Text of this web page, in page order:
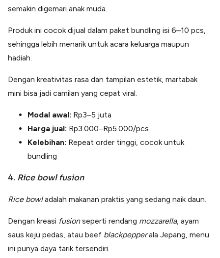
semakin digemari anak muda.
Produk ini cocok dijual dalam paket bundling isi 6–10 pcs,
sehingga lebih menarik untuk acara keluarga maupun
hadiah.
Dengan kreativitas rasa dan tampilan estetik, martabak
mini bisa jadi camilan yang cepat viral.
Modal awal: Rp3–5 juta
Harga jual: Rp3.000–Rp5.000/pcs
Kelebihan: Repeat order tinggi, cocok untuk
bundling
4. Rice bowl fusion
Rice bowladalah makanan praktis yang sedang naik daun.
Dengan kreasi fusionseperti rendang mozzarella, ayam
saus keju pedas, atau beef blackpepperala Jepang, menu
ini punya daya tarik tersendiri.